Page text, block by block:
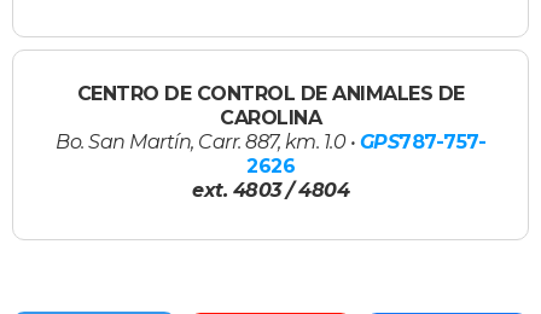
CENTRO DE CONTROL DE ANIMALES DE
CAROLINA
Bo. San Martín, Carr. 887, km. 1.0 • GPS787-757-
2626
ext. 4803 / 4804